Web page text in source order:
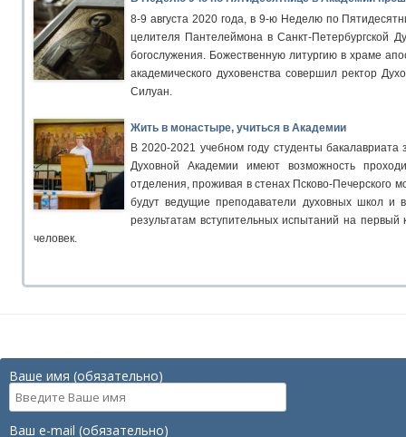
8-9 августа 2020 года, в 9-ю Неделю по
целителя Пантелеймона в Санкт-Петербургской
богослужения. Божественную литургию в храме
академического духовенства совершил ректор
Силуан.
Жить в монастыре, учиться в Академии
В 2020-2021 учебном году студенты бакалавриата
Духовной Академии имеют возможность
отделения, проживая в стенах Псково-Печерского
будут ведущие преподаватели духовных школ и
результатам вступительных испытаний на
человек.
Ваше имя (обязательно)
Ваш e-mail (обязательно)